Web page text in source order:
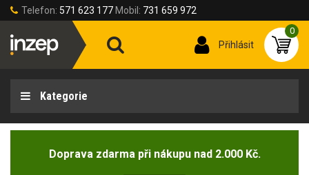
Telefon: 571 623 177 Mobil: 731 659 972
Přihlásit
0
Kategorie
Doprava zdarma při nákupu nad 2.000 Kč.